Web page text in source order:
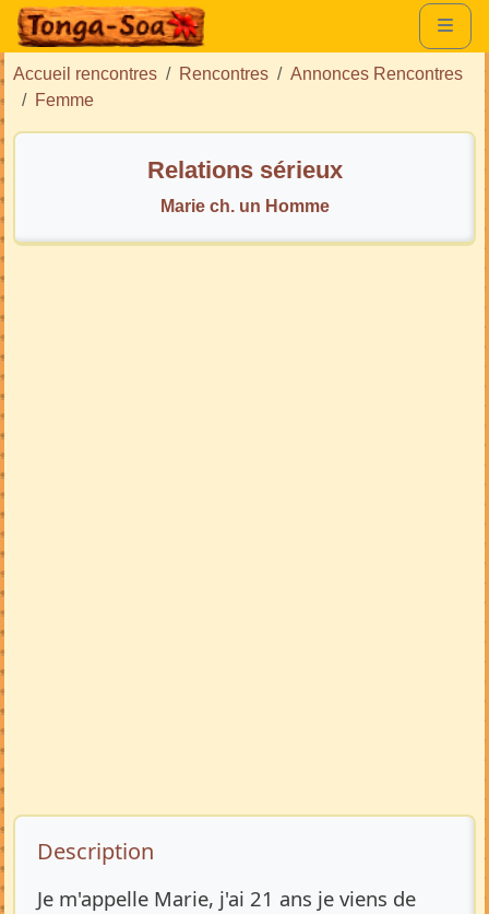
Accueil rencontres Rencontres
Annonces Rencontres
Femme
Relations sérieux
Marie ch. un Homme
Description de l’annonce
Description
Je m'appelle Marie, j'ai 21 ans je viens de